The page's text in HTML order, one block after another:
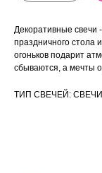
Декоративные свечи
праздничного стола
огоньков подарит
сбываются, а мечты
ТИП СВЕЧЕЙ: